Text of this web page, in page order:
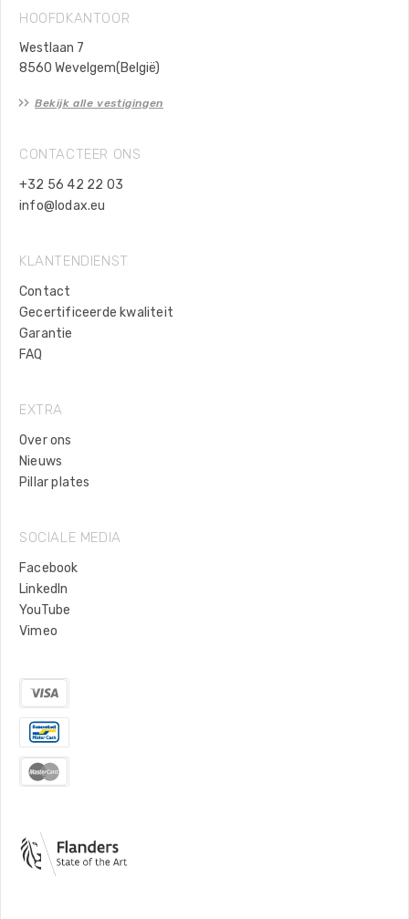
HOOFDKANTOOR
Westlaan 7
8560 Wevelgem(België)
Bekijk alle vestigingen
CONTACTEER ONS
+32 56 42 22 03
info@lodax.eu
KLANTENDIENST
Contact
Gecertificeerde kwaliteit
Garantie
FAQ
EXTRA
Over ons
Nieuws
Pillar plates
SOCIALE MEDIA
Facebook
LinkedIn
YouTube
Vimeo